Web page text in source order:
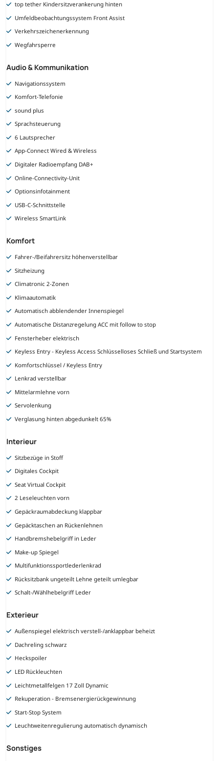
top tether Kindersitzverankerung hinten
Umfeldbeobachtungssystem Front Assist
Verkehrszeichenerkennung
Wegfahrsperre
Audio & Kommunikation
Navigationssystem
Komfort-Telefonie
sound plus
Sprachsteuerung
6 Lautsprecher
App-Connect Wired & Wireless
Digitaler Radioempfang DAB+
Online-Connectivity-Unit
Optionsinfotainment
USB-C-Schnittstelle
Wireless SmartLink
Komfort
Fahrer-/Beifahrersitz höhenverstellbar
Sitzheizung
Climatronic 2-Zonen
Klimaautomatik
Automatisch abblendender Innenspiegel
Automatische Distanzregelung ACC mit follow to stop
Fensterheber elektrisch
Keyless Entry - Keyless Access Schlüsselloses Schließ und Startsystem
Komfortschlüssel / Keyless Entry
Lenkrad verstellbar
Mittelarmlehne vorn
Servolenkung
Verglasung hinten abgedunkelt 65%
Interieur
Sitzbezüge in Stoff
Digitales Cockpit
Seat Virtual Cockpit
2 Leseleuchten vorn
Gepäckraumabdeckung klappbar
Gepäcktaschen an Rückenlehnen
Handbremshebelgriff in Leder
Make-up Spiegel
Multifunktionssportlederlenkrad
Rücksitzbank ungeteilt Lehne geteilt umlegbar
Schalt-/Wählhebelgriff Leder
Exterieur
Außenspiegel elektrisch verstell-/anklappbar beheizt
Dachreling schwarz
Heckspoiler
LED Rückleuchten
Leichtmetallfelgen 17 Zoll Dynamic
Rekuperation - Bremsenergierückgewinnung
Start-Stop System
Leuchtweitenregulierung automatisch dynamisch
Sonstiges